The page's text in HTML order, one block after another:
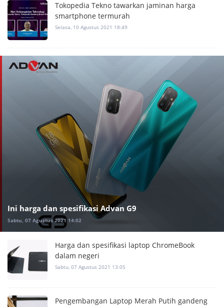
Tokopedia Tekno tawarkan jaminan harga
smartphone termurah
Selasa, 10 Agustus 2021 18:49
Ini harga dan spesifikasi Advan G9
Sabtu, 07 Agustus 2021 14:02
Harga dan spesifikasi laptop ChromeBook
dalam negeri
Sabtu, 07 Agustus 2021 13:05
Pengembangan Laptop Merah Putih gandeng